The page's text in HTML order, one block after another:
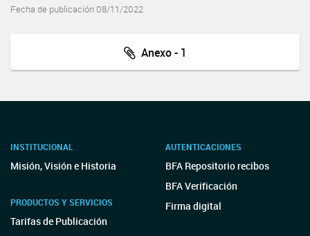
Fecha de publicación 08/11/2022
Anexo - 1
INSTITUCIONAL
Misión, Visión e Historia
PRODUCTOS Y SERVICIOS
Tarifas de Publicación
AUTENTICACIONES
BFA Repositorio recibos
BFA Verificación
Firma digital